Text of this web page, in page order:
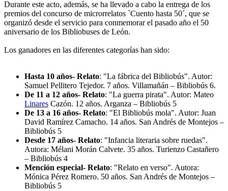
Durante este acto, además, se ha llevado a cabo la entrega de los
premios del concurso de microrrelatos `Cuento hasta 50´, que se
organizó desde el servicio para conmemorar el pasado año el 50
aniversario de los Bibliobuses de León.
Los ganadores en las diferentes categorías han sido:
Hasta 10 años- Relato: "La fábrica del Bibliobús". Autor:
Samuel Pellitero Tejedor. 7 años. Villamañán – Bibliobús 6.
De 11 a 12 años- Relato: "La guerra pirata". Autor: Mateo
Linares Cazón. 12 años. Arganza – Bibliobús 5
De 13 a 16 años- Relato: "El Bibliobús mola". Autor: Juan
David Ramírez Camacho. 14 años. San Andrés de Montejos –
Bibliobús 5
Desde 17 años- Relato: "Infancia literaria sobre ruedas".
Autora: Mélani Morán Calvete. 35 años. Turienzo Castañero
– Bibliobús 4
Mención especial- Relato: "Relato en verso". Autora:
Mónica Pérez Romero. 50 años. San Andrés de Montejos –
Bibliobús 5